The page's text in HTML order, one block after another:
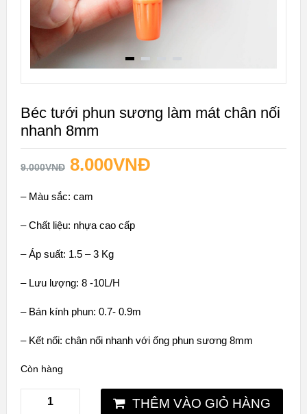
Béc tưới phun sương làm mát chân nối
nhanh 8mm
9.000VNĐ 8.000VNĐ
– Màu sắc: cam
– Chất liệu: nhựa cao cấp
– Áp suất: 1.5 – 3 Kg
– Lưu lượng: 8 -10L/H
– Bán kính phun: 0.7- 0.9m
– Kết nối: chân nối nhanh với ống phun sương 8mm
Còn hàng
THÊM VÀO GIỎ HÀNG